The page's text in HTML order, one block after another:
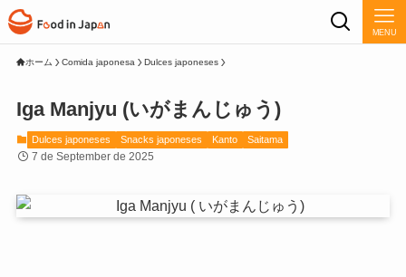
MENU
ホーム Comida japonesa Dulces japoneses
Iga Manjyu (いがまんじゅう)
Dulces japoneses Snacks japoneses Kanto Saitama
7 de September de 2025